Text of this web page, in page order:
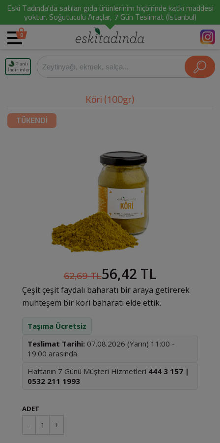
Eski Tadında'da satılan gıda ürünlerinim hiçbirinde katkı maddesi
yoktur. Soğutuculu Araçlar, 7 Gün Teslimat (İstanbul)
0
Planlı
İndirimler
Köri (100gr)
TÜKENDİ
62,69 TL56,42 TL
Çeşit çeşit faydalı baharatı bir araya getirerek
muhteşem bir köri baharatı elde ettik.
Taşıma Ücretsiz
Teslimat Tarihi: 07.08.2026 (Yarın) 11:00 -
19:00 arasında
Haftanın 7 Günü Müşteri Hizmetleri 444 3 157 |
0532 211 1993
ADET
- 1 +